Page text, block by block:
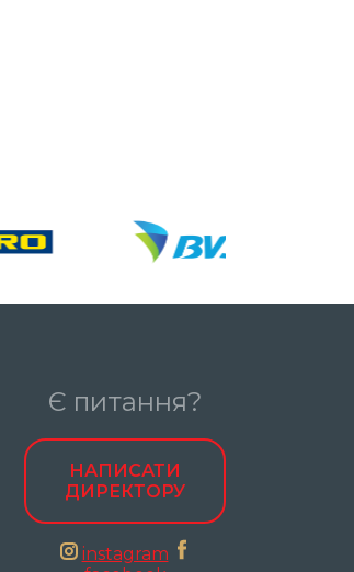
Є питання?
НАПИСАТИ
ДИРЕКТОРУ
instagram